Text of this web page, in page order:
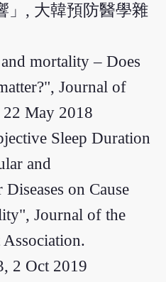
」, 大韓預防醫學雜
mortality – Does
Journal of
22 May 2018
Sleep Duration
and
on Cause
Journal of the
2 Oct 2019